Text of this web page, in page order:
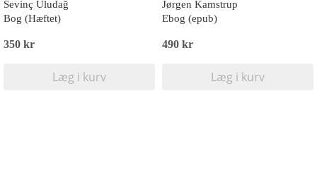
Sevinç Uludağ
Bog (Hæftet)
350 kr
Læg i kurv
Jørgen Kamstrup
Ebog (epub)
490 kr
Læg i kurv